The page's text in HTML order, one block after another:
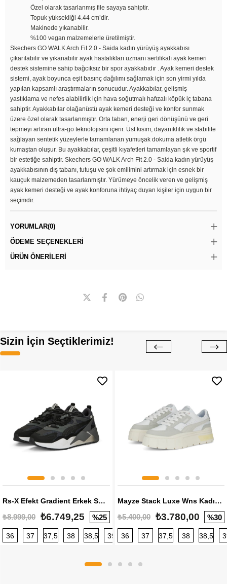
Özel olarak tasarlanmış file sayaya sahiptir.
Topuk yüksekliği 4.44 cm’dir.
Makinede yıkanabilir.
%100 vegan malzemelerle üretilmiştir.
Skechers GO WALK Arch Fit 2.0 - Saida kadın yürüyüş ayakkabısı
çıkarılabilir ve yıkanabilir ayak hastalıkları uzmanı sertifikalı ayak kemeri
destek sistemine sahip bağcıksız bir spor ayakkabıdır . Ayak kemeri destek
sistemi, ayak boyunca eşit basınç dağılımı sağlamak için son yirmi yılda
yapılan kapsamlı araştırmaların sonucudur. Ayakkabılar, gelişmiş
yastıklama ve nefes alabilirlik için hava soğutmalı hafızalı köpük iç tabana
sahiptir. Ayakkabılar olağanüstü ayak kemeri desteği ve konfor sunmak
üzere özel olarak tasarlanmıştır. Orta taban, enerji geri dönüşünü ve geri
tepmeyi artıran ultra-go teknolojisini içerir. Üst kısım, dayanıklılık ve stabilite
sağlayan sentetik yüzeylerle tamamlanan yumuşak dokuma atletik örgü
kumaştan oluşur. Bu ayakkabılar, çeşitli kıyafetleri tamamlayan şık ve sportif
bir estetiğe sahiptir. Skechers GO WALK Arch Fit 2.0 - Saida kadın yürüyüş
ayakkabısının dış tabanı, tutuşu ve şok emilimini artırmak için esnek bir
kauçuk malzemeden tasarlanmıştır. Yürümeye öncelik veren ve gelişmiş
ayak kemeri desteği ve ayak konforuna ihtiyaç duyan kişiler için uygun bir
seçimdir.
YORUMLAR(0)
ÖDEME SEÇENEKLERI
ÜRÜN ÖNERILERI
Sizin İçin Seçtiklerimiz!
Rs-X Efekt Gradient Erkek Sneaker
₺8.999,00 ₺6.749,25 %25
36 37 37,5 38 38,5 39 40 40,5 41 42 42,5
Mayze Stack Luxe Wns Kadın Sneaker
₺5.400,00 ₺3.780,00 %30
36 37 37,5 38 38,5